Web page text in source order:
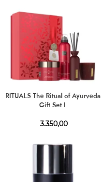
RITUALS The Ritual of Ayurveda
Gift Set L
3.350,00